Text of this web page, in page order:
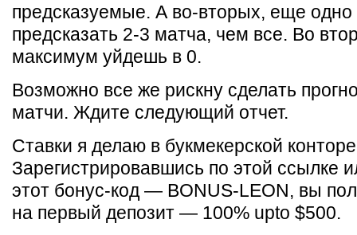
предсказуемые. А во-вторых, еще одно
предсказать 2-3 матча, чем все. Во
максимум уйдешь в 0.
Возможно все же рискну сделать
матчи. Ждите следующий отчет.
Ставки я делаю в букмекерской
Зарегистрировавшись по этой ссылке
этот бонус-код — BONUS-LEON, вы
на первый депозит — 100% upto $500.